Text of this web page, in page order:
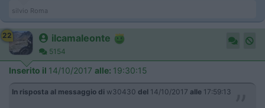
silvio Roma
22 ilcamaleonte
5154
Inserito il 14/10/2017 alle: 19:30:15
In risposta al messaggio di w30430 del 14/10/2017 alle 17:59:13